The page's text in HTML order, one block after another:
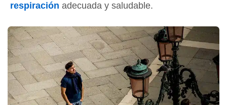
respiración adecuada y saludable.